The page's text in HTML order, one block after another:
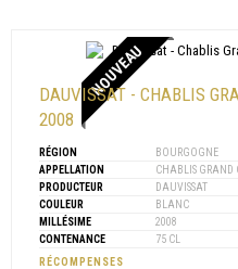
NOUVEAU
DAUVISSAT - CHABLIS
2008
RÉGION
BOURGOGNE
APPELLATION
CHABLIS GRAND
PRODUCTEUR
DAUVISSAT
COULEUR
BLANC
MILLÉSIME
2008
CONTENANCE
75 CL
RÉCOMPENSES